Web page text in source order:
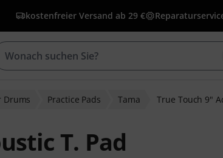
kostenfreier Versand ab 29 €
Drums Practice Pads Tama True Touch 9"
T. Pad